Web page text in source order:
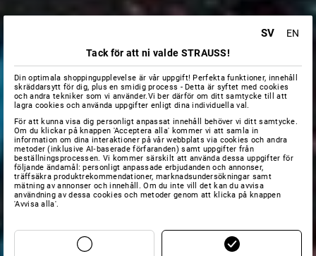
SV
EN
Tack för att ni valde STRAUSS!
Din optimala shoppingupplevelse är vår uppgift! Perfekta funktioner, innehåll
skräddarsytt för dig, plus en smidig process - Detta är syftet med cookies
och andra tekniker som vi använder.Vi ber därför om ditt samtycke till att
lagra cookies och använda uppgifter enligt dina individuella val.
För att kunna visa dig personligt anpassat innehåll behöver vi ditt samtycke.
Om du klickar på knappen 'Acceptera alla' kommer vi att samla in
information om dina interaktioner på vår webbplats via cookies och andra
metoder (inklusive AI‑baserade förfaranden) samt uppgifter från
beställningsprocessen. Vi kommer särskilt att använda dessa uppgifter för
följande ändamål: personligt anpassade erbjudanden och annonser,
träffsäkra produktrekommendationer, marknadsundersökningar samt
mätning av annonser och innehåll. Om du inte vill det kan du avvisa
användning av dessa cookies och metoder genom att klicka på knappen
'Avvisa alla'.